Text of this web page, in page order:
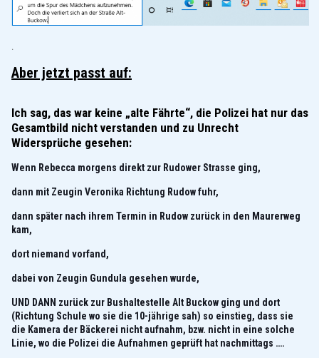
.
Aber jetzt passt auf:
Ich sag, das war keine „alte Fährte“, die Polizei hat nur das
Gesamtbild nicht verstanden und zu Unrecht
Widersprüche gesehen:
Wenn Rebecca morgens direkt zur Rudower Strasse ging,
dann mit Zeugin Veronika Richtung Rudow fuhr,
dann später nach ihrem Termin in Rudow zurück in den Maurerweg
kam,
dort niemand vorfand,
dabei von Zeugin Gundula gesehen wurde,
UND DANN zurück zur Bushaltestelle Alt Buckow ging und dort
(Richtung Schule wo sie die 10-jährige sah) so einstieg, dass sie
die Kamera der Bäckerei nicht aufnahm, bzw. nicht in eine solche
Linie, wo die Polizei die Aufnahmen geprüft hat nachmittags ….